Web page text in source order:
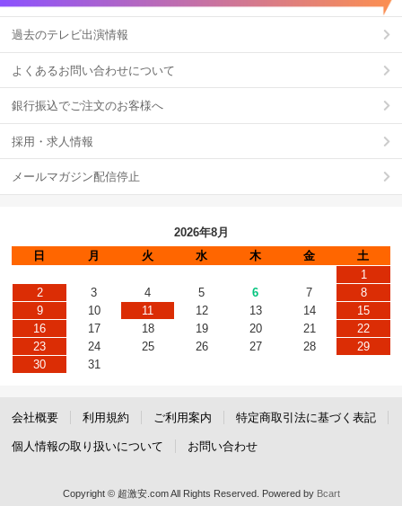
過去のテレビ出演情報
よくあるお問い合わせについて
銀行振込でご注文のお客様へ
採用・求人情報
メールマガジン配信停止
2026年8月
日
月 火 水 木 金
土
1
2
3 4 5 6 7
8
9
10 11 12 13 14
15
16
17 18 19 20 21
22
23
24 25 26 27 28
29
30
31
会社概要 利用規約 ご利用案内 特定商取引法に基づく表記
個人情報の取り扱いについて お問い合わせ
Copyright © 超激安.com All Rights Reserved. Powered by Bcart